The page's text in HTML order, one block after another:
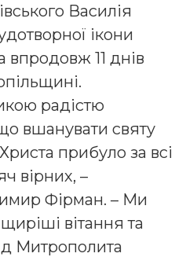
Василія
ікони
впродовж 11 днів
радістю
вшанувати святу
прибуло за всі
вірних, –
Фірман. – Ми
вітання та
Митрополита